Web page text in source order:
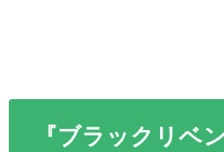
『ブラックリベ